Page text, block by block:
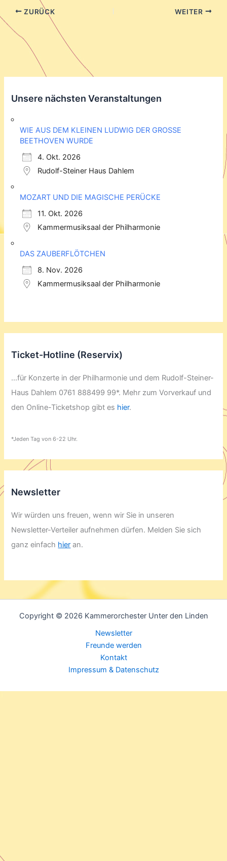
ZURÜCK WEITER
Unsere nächsten Veranstaltungen
WIE AUS DEM KLEINEN LUDWIG DER GROSSE
BEETHOVEN WURDE
4. Okt. 2026
Rudolf-Steiner Haus Dahlem
MOZART UND DIE MAGISCHE PERÜCKE
11. Okt. 2026
Kammermusiksaal der Philharmonie
DAS ZAUBERFLÖTCHEN
8. Nov. 2026
Kammermusiksaal der Philharmonie
Ticket-Hotline (Reservix)
...für Konzerte in der Philharmonie und dem Rudolf-Steiner-
Haus Dahlem 0761 888499 99*. Mehr zum Vorverkauf und
den Online-Ticketshop gibt es hier.
*Jeden Tag von 6-22 Uhr.
Newsletter
Wir würden uns freuen, wenn wir Sie in unseren
Newsletter-Verteiler aufnehmen dürfen. Melden Sie sich
ganz einfach hier an.
Copyright © 2026 Kammerorchester Unter den Linden
Newsletter
Freunde werden
Kontakt
Impressum & Datenschutz